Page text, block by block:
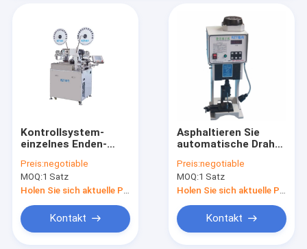
Kontrollsystem-
einzelnes Enden-
Terminaldraht-
Kräuselungsmaschinen-
DSP
Preis:negotiable
MOQ:1 Satz
Kontakt
Asphaltieren Sie
automatische Draht-
industrielle
Kräuselungskapazität
5T der maschinen-1.
Preis:negotiable
MOQ:1 Satz
Kontakt